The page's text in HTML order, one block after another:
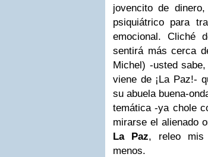
jovencito de
psiquiátrico para
emocional. Cliché
sentirá más cerca
Michel) -usted
viene de ¡La Paz!-
su abuela buena-
temática -ya chole
mirarse el alienado
La Paz, releo mis
menos.